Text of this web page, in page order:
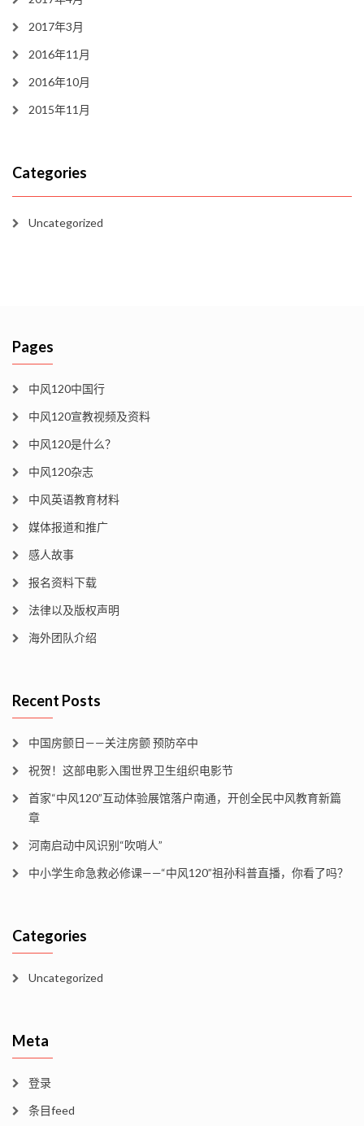
2017年3月
2016年11月
2016年10月
2015年11月
Categories
Uncategorized
Pages
中风120中国行
中风120宣教视频及资料
中风120是什么？
中风120杂志
中风英语教育材料
媒体报道和推广
感人故事
报名资料下载
法律以及版权声明
海外团队介绍
Recent Posts
中国房颤日——关注房颤 预防卒中
祝贺！这部电影入围世界卫生组织电影节
首家“中风120”互动体验展馆落户南通，开创全民中风教育新篇
章
河南启动中风识别“吹哨人”
中小学生命急救必修课——“中风120”祖孙科普直播，你看了吗？
Categories
Uncategorized
Meta
登录
条目feed